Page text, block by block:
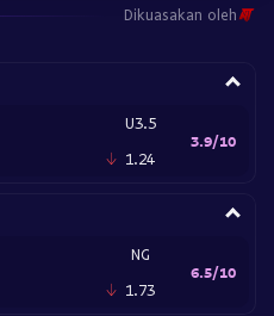
Dikuasakan oleh
U3.5
1.24
3.9/10
NG
1.73
6.5/10